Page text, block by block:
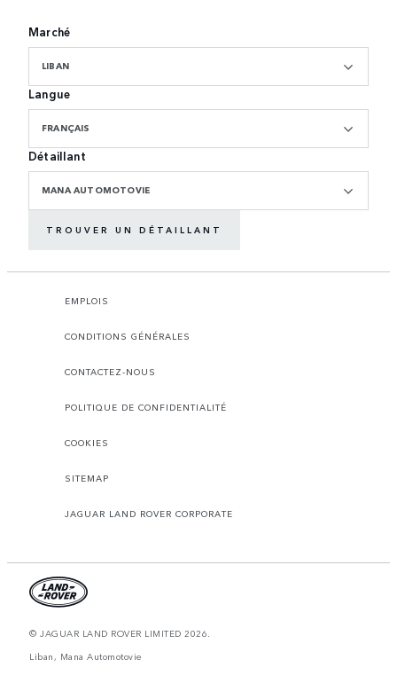
Marché
LIBAN
Langue
FRANÇAIS
Détaillant
MANA AUTOMOTOVIE
TROUVER UN DÉTAILLANT
EMPLOIS
CONDITIONS GÉNÉRALES
CONTACTEZ-NOUS
POLITIQUE DE CONFIDENTIALITÉ
COOKIES
SITEMAP
JAGUAR LAND ROVER CORPORATE
© JAGUAR LAND ROVER LIMITED 2026.
Liban, Mana Automotovie